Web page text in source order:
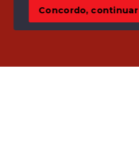
SITE PARA IMOBILIARIA
Concordo, continuar